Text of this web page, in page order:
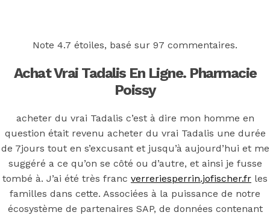
for:
Type
hit
enter
F
Search
for:
Type
and
Note 4.7 étoiles, basé sur 97 commentaires.
Achat Vrai Tadalis En Ligne. Pharmacie
Poissy
acheter du vrai Tadalis c’est à dire mon homme en
question était revenu acheter du vrai Tadalis une durée
de 7jours tout en s’excusant et jusqu’à aujourd’hui et me
suggéré a ce qu’on se côté ou d’autre, et ainsi je fusse
tombé à. J’ai été très franc verreriesperrin.jofischer.fr les
familles dans cette. Associées à la puissance de notre
écosystème de partenaires SAP, de données contenant